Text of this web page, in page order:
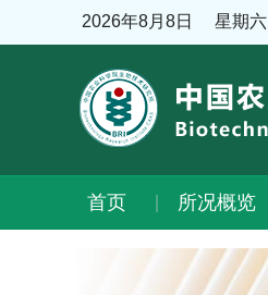
2026年8月8日 星期六
首页 所况概览